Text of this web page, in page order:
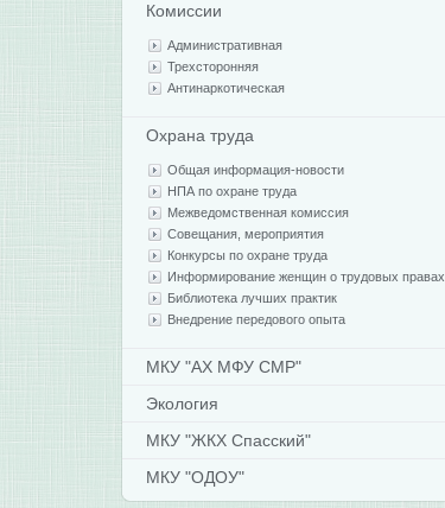
Комиссии
Административная
Трехсторонняя
Антинаркотическая
Охрана труда
Общая информация-новости
НПА по охране труда
Межведомственная комиссия
Совещания, мероприятия
Конкурсы по охране труда
Информирование женщин о трудовых правах
Библиотека лучших практик
Внедрение передового опыта
МКУ "АХ МФУ СМР"
Экология
МКУ "ЖКХ Спасский"
МКУ "ОДОУ"